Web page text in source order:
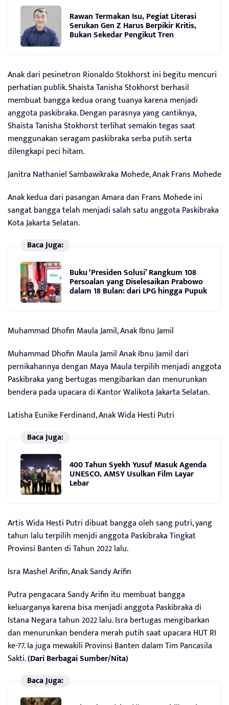
Rawan Termakan Isu, Pegiat Literasi
Serukan Gen Z Harus Berpikir Kritis,
Bukan Sekedar Pengikut Tren
Anak dari pesinetron Rionaldo Stokhorst ini begitu mencuri
perhatian publik. Shaista Tanisha Stokhorst berhasil
membuat bangga kedua orang tuanya karena menjadi
anggota paskibraka. Dengan parasnya yang cantiknya,
Shaista Tanisha Stokhorst terlihat semakin tegas saat
menggunakan seragam paskibraka serba putih serta
dilengkapi peci hitam.
Janitra Nathaniel Sambawikraka Mohede, Anak Frans Mohede
Anak kedua dari pasangan Amara dan Frans Mohede ini
sangat bangga telah menjadi salah satu anggota Paskibraka
Kota Jakarta Selatan.
Baca Juga:
Buku ‘Presiden Solusi’ Rangkum 108
Persoalan yang Diselesaikan Prabowo
dalam 18 Bulan: dari LPG hingga Pupuk
Muhammad Dhofin Maula Jamil, Anak Ibnu Jamil
Muhammad Dhofin Maula Jamil Anak Ibnu Jamil dari
pernikahannya dengan Maya Maula terpilih menjadi anggota
Paskibraka yang bertugas mengibarkan dan menurunkan
bendera pada upacara di Kantor Walikota Jakarta Selatan.
Latisha Eunike Ferdinand, Anak Wida Hesti Putri
Baca Juga:
400 Tahun Syekh Yusuf Masuk Agenda
UNESCO, AMSY Usulkan Film Layar
Lebar
Artis Wida Hesti Putri dibuat bangga oleh sang putri, yang
tahun lalu terpilih menjdi anggota Paskibraka Tingkat
Provinsi Banten di Tahun 2022 lalu.
Isra Mashel Arifin, Anak Sandy Arifin
Putra pengacara Sandy Arifin itu membuat bangga
keluarganya karena bisa menjadi anggota Paskibraka di
Istana Negara tahun 2022 lalu. Isra bertugas mengibarkan
dan menurunkan bendera merah putih saat upacara HUT RI
ke-77. Ia juga mewakili Provinsi Banten dalam Tim Pancasila
Sakti.(Dari Berbagai Sumber/Nita)
Baca Juga: